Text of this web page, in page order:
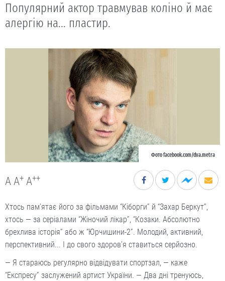
Популярний актор травмував коліно й має
алергію на... пластир.
Фото facebook.com/dva.metra
A A+ A++
Хтось пам’ятає його за фільмами “Кіборги” й “Захар Беркут”,
хтось — за серіалами “Жіночий лікар”, “Козаки. Абсолютно
брехлива історія” або ж “Юрчишини-2”. Молодий, активний,
перспективний... І до свого здоров’я ставиться серйозно.
— Я стараюсь регулярно відвідувати спортзал, — каже
“Експресу” заслужений артист України. — Два дні тренуюсь,